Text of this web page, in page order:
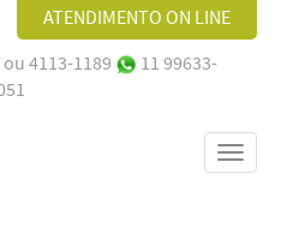
ATENDIMENTO ON LINE
ATENDIMENTO ON LINE
4113-1189
11 99633-